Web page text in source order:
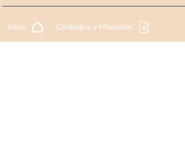
Inicio Catálogos y Manuales